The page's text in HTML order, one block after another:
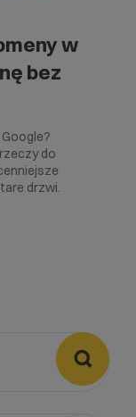
w
bez
do
drzwi.
